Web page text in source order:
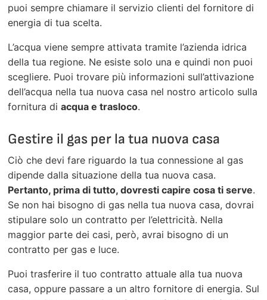
puoi sempre chiamare il servizio clienti del fornitore di
energia di tua scelta.
L’acqua viene sempre attivata tramite l’azienda idrica
della tua regione. Ne esiste solo una e quindi non puoi
scegliere. Puoi trovare più informazioni sull’attivazione
dell’acqua nella tua nuova casa nel nostro articolo sulla
fornitura di acqua e trasloco.
Gestire il gas per la tua nuova casa
Ciò che devi fare riguardo la tua connessione al gas
dipende dalla situazione della tua nuova casa.
Pertanto, prima di tutto, dovresti capire cosa ti serve.
Se non hai bisogno di gas nella tua nuova casa, dovrai
stipulare solo un contratto per l’elettricità. Nella
maggior parte dei casi, però, avrai bisogno di un
contratto per gas e luce.
Puoi trasferire il tuo contratto attuale alla tua nuova
casa, oppure passare a un altro fornitore di energia. Sul